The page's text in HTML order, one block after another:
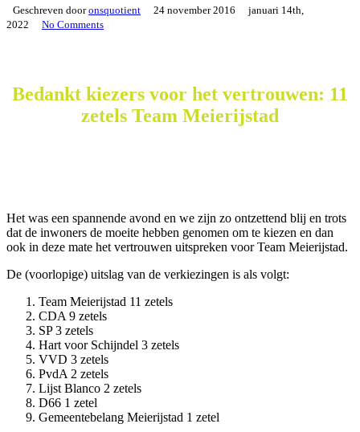
Geschreven door onsquotient 24 november 2016
januari 14th,
2022
No Comments
Bedankt kiezers voor het vertrouwen: 11
zetels Team Meierijstad
Het was een spannende avond en we zijn zo ontzettend blij en trots
dat de inwoners de moeite hebben genomen om te kiezen en dan
ook in deze mate het vertrouwen uitspreken voor Team Meierijstad.
De (voorlopige) uitslag van de verkiezingen is als volgt:
Team Meierijstad 11 zetels
CDA 9 zetels
SP 3 zetels
Hart voor Schijndel 3 zetels
VVD 3 zetels
PvdA 2 zetels
Lijst Blanco 2 zetels
D66 1 zetel
Gemeentebelang Meierijstad 1 zetel